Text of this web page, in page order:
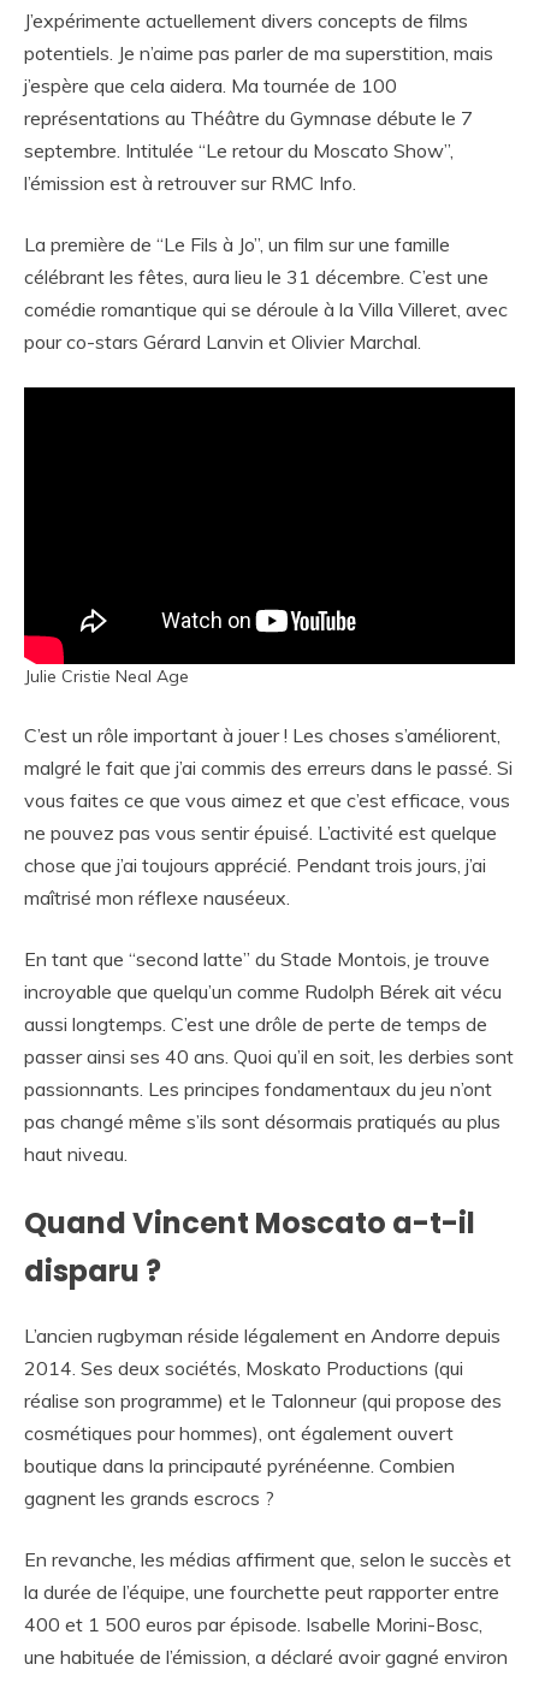
J’expérimente actuellement divers concepts de films
potentiels. Je n’aime pas parler de ma superstition, mais
j’espère que cela aidera. Ma tournée de 100
représentations au Théâtre du Gymnase débute le 7
septembre. Intitulée “Le retour du Moscato Show”,
l’émission est à retrouver sur RMC Info.
La première de “Le Fils à Jo”, un film sur une famille
célébrant les fêtes, aura lieu le 31 décembre. C’est une
comédie romantique qui se déroule à la Villa Villeret, avec
pour co-stars Gérard Lanvin et Olivier Marchal.
Julie Cristie Neal Age
C’est un rôle important à jouer ! Les choses s’améliorent,
malgré le fait que j’ai commis des erreurs dans le passé. Si
vous faites ce que vous aimez et que c’est efficace, vous
ne pouvez pas vous sentir épuisé. L’activité est quelque
chose que j’ai toujours apprécié. Pendant trois jours, j’ai
maîtrisé mon réflexe nauséeux.
En tant que “second latte” du Stade Montois, je trouve
incroyable que quelqu’un comme Rudolph Bérek ait vécu
aussi longtemps. C’est une drôle de perte de temps de
passer ainsi ses 40 ans. Quoi qu’il en soit, les derbies sont
passionnants. Les principes fondamentaux du jeu n’ont
pas changé même s’ils sont désormais pratiqués au plus
haut niveau.
Quand Vincent Moscato a-t-il
disparu ?
L’ancien rugbyman réside légalement en Andorre depuis
2014. Ses deux sociétés, Moskato Productions (qui
réalise son programme) et le Talonneur (qui propose des
cosmétiques pour hommes), ont également ouvert
boutique dans la principauté pyrénéenne. Combien
gagnent les grands escrocs ?
En revanche, les médias affirment que, selon le succès et
la durée de l’équipe, une fourchette peut rapporter entre
400 et 1 500 euros par épisode. Isabelle Morini-Bosc,
une habituée de l’émission, a déclaré avoir gagné environ